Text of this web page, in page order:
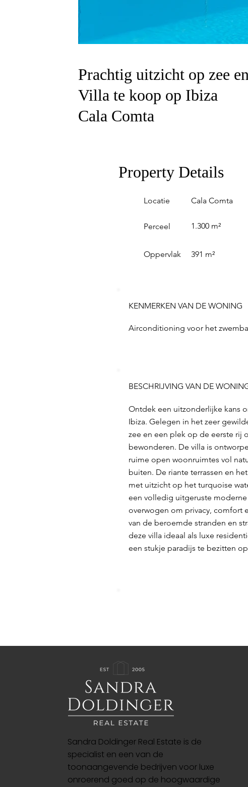
Prachtig uitzicht op zee
Villa te koop op Ibiza
Cala Comta
Property Details
Locatie
Perceel
Oppervlak
Cala Comta
1.300 m²
391 m²
KENMERKEN VAN DE WONING
Airconditioning voor het
BESCHRIJVING VAN DE
Ontdek een uitzonderlijke kans
Ibiza. Gelegen in het zeer
zee en een plek op de eerste rij
bewonderen. De villa is
ruime open woonruimtes vol
buiten. De riante terrassen en
met uitzicht op het turquoise
een volledig uitgeruste
overwogen om privacy, comfort
van de beroemde stranden en
deze villa ideaal als luxe
een stukje paradijs te bezitten
Sandra Doldinger Real Estate is de
specialist en een van de
toonaangevende bedrijven voor luxe
onroerend goed op de hoogwaardige